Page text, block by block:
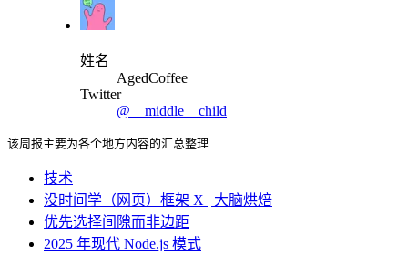
姓名
AgedCoffee
Twitter
@__middle__child
该周报主要为各个地方内容的汇总整理
技术
没时间学（网页）框架 X | 大脑烘焙
优先选择间隙而非边距
2025 年现代 Node.js 模式